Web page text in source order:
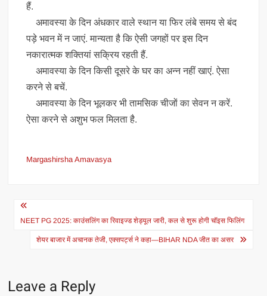
हैं.
अमावस्या के दिन अंधकार वाले स्थान या फिर लंबे समय से बंद
पड़े भवन में न जाएं. मान्यता है कि ऐसी जगहों पर इस दिन
नकारात्मक शक्तियां सक्रिय रहती हैं.
अमावस्या के दिन किसी दूसरे के घर का अन्न नहीं खाएं. ऐसा
करने से बचें.
अमावस्या के दिन भूलकर भी तामसिक चीजों का सेवन न करें.
ऐसा करने से अशुभ फल मिलता है.
Margashirsha Amavasya
Post
navigation
NEET PG 2025: काउंसलिंग का रिवाइज्ड शेड्यूल जारी, कल से शुरू होगी चॉइस फिलिंग
शेयर बाजार में अचानक तेजी, एक्सपर्ट्स ने कहा—BIHAR NDA जीत का असर
Leave a Reply